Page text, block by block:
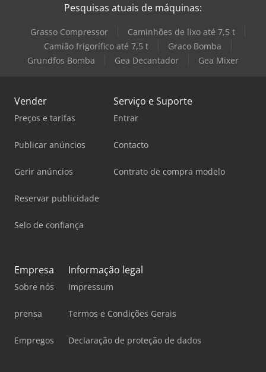
Pesquisas atuais de máquinas:
Grasso Compressor
Caminhões de lixo até 7,5 t
Camião frigorífico até 7,5 t
Graco Bomba
Grundfos Bomba
Gea Decantador Gea Mixer
Vender
Preços e tarifas
Publicar anúncios
Gerir anúncios
Reservar publicidade
Selo de confiança
Serviço e Suporte
Entrar
Contacto
Contrato de compra modelo
Empresa
Sobre nós
prensa
Empregos
Informação legal
Impressum
Termos e Condições Gerais
Declaração de proteção de dados